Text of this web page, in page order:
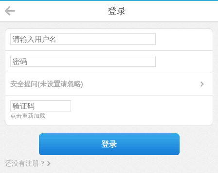
登录
安全提问(未设置请忽略)
点击重新加载
登录
还没有注册？